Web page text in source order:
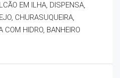
EM ILHA, DISPENSA,
CHURASUQUEIRA,
COM HIDRO, BANHEIRO